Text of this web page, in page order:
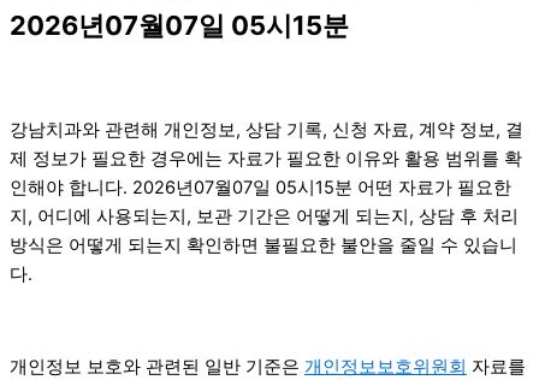
2026년07월07일 05시15분
강남치과와 관련해 개인정보, 상담 기록, 신청 자료, 계약 정보, 결
제 정보가 필요한 경우에는 자료가 필요한 이유와 활용 범위를 확
인해야 합니다. 2026년07월07일 05시15분 어떤 자료가 필요한
지, 어디에 사용되는지, 보관 기간은 어떻게 되는지, 상담 후 처리
방식은 어떻게 되는지 확인하면 불필요한 불안을 줄일 수 있습니
다.
개인정보 보호와 관련된 일반 기준은 개인정보보호위원회 자료를